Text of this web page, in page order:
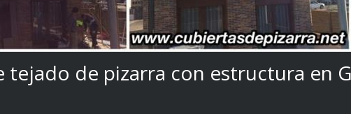
tejado de pizarra con estructura en